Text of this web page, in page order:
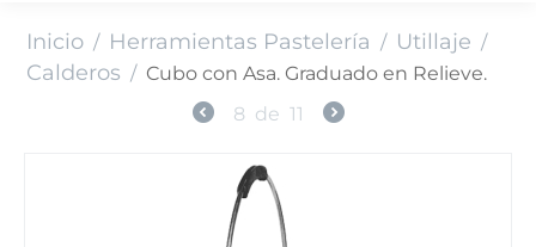
Inicio / Herramientas Pastelería / Utillaje /
Calderos / Cubo con Asa. Graduado en Relieve.
8 de 11